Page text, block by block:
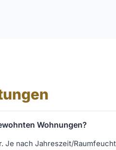
Wohnungen?
nach Jahreszeit/